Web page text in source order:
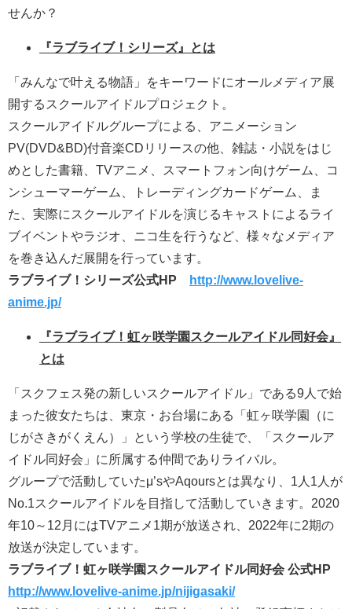
せんか？
『ラブライブ！シリーズ』とは
「みんなで叶える物語」をキーワードにオールメディア展
開するスクールアイドルプロジェクト。
スクールアイドルグループによる、アニメーション
PV(DVD&BD)付音楽CDリリースの他、雑誌・小説をはじ
めとした書籍、TVアニメ、スマートフォン向けゲーム、コ
ンシューマーゲーム、トレーディングカードゲーム、ま
た、実際にスクールアイドルを演じるキャストによるライ
ブイベントやラジオ、ニコ生を行うなど、様々なメディア
を巻き込んだ展開を行っています。
ラブライブ！シリーズ公式HP
http://www.lovelive-
anime.jp/
『ラブライブ！虹ヶ咲学園スクールアイドル同好会』
とは
「スクフェス発の新しいスクールアイドル」である9人で始
まった彼女たちは、東京・お台場にある「虹ヶ咲学園（に
じがさきがくえん）」という学校の生徒で、「スクールア
イドル同好会」に所属する仲間でありライバル。
グループで活動していたμ’sやAqoursとは異なり、1人1人が
No.1スクールアイドルを目指して活動していきます。2020
年10～12月にはTVアニメ1期が放送され、2022年に2期の
放送が決定しています。
ラブライブ！虹ヶ咲学園スクールアイドル同好会 公式HP
http://www.lovelive-anime.jp/nijigasaki/